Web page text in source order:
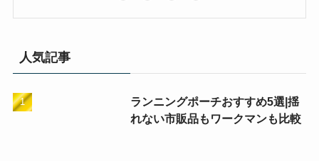
人気記事
ランニングポーチおすすめ5選|揺
れない市販品もワークマンも比較